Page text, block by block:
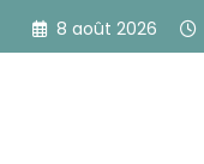
Aller
8 août 2026